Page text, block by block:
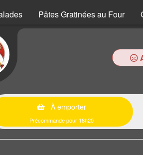
Pâtes Gratinées au Four
À emporter
Précommande pour 18h20